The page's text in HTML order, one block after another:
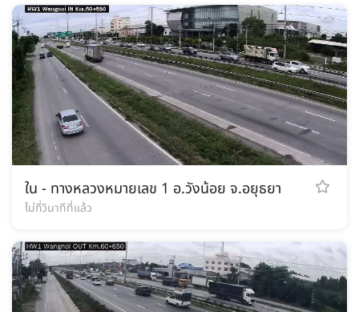
ใน - ทางหลวงหมายเลข 1 อ.วังน้อย จ.อยุธยา
ไม่กี่วินาทีที่แล้ว